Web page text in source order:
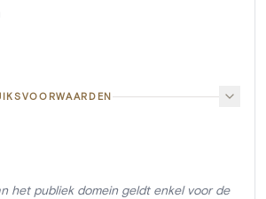
het publiek domein geldt enkel voor de